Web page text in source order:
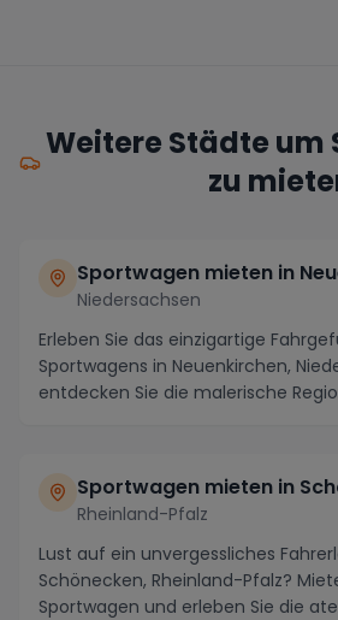
Weitere Städte um
zu
Sportwagen mieten in
Niedersachsen
Erleben Sie das einzigartige
Sportwagens in Neuenkirchen,
entdecken Sie die malerische
Sportwagen mieten in
Rheinland-Pfalz
Lust auf ein unvergessliches
Schönecken, Rheinland-Pfalz?
Sportwagen und erleben Sie die